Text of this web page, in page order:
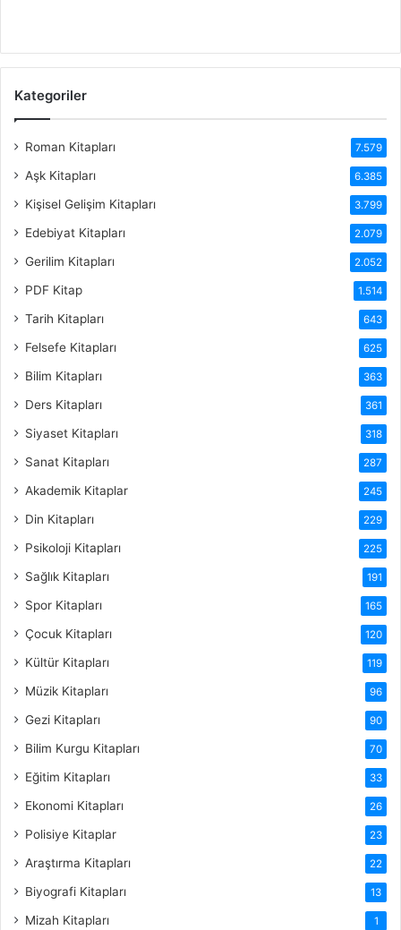
Kategoriler
Roman Kitapları 7.579
Aşk Kitapları 6.385
Kişisel Gelişim Kitapları 3.799
Edebiyat Kitapları 2.079
Gerilim Kitapları 2.052
PDF Kitap 1.514
Tarih Kitapları 643
Felsefe Kitapları 625
Bilim Kitapları 363
Ders Kitapları 361
Siyaset Kitapları 318
Sanat Kitapları 287
Akademik Kitaplar 245
Din Kitapları 229
Psikoloji Kitapları 225
Sağlık Kitapları 191
Spor Kitapları 165
Çocuk Kitapları 120
Kültür Kitapları 119
Müzik Kitapları 96
Gezi Kitapları 90
Bilim Kurgu Kitapları 70
Eğitim Kitapları 33
Ekonomi Kitapları 26
Polisiye Kitaplar 23
Araştırma Kitapları 22
Biyografi Kitapları 13
Mizah Kitapları 1